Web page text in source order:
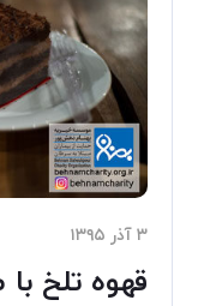
۳ آذر ۱۳۹۵
قهوه تلخ